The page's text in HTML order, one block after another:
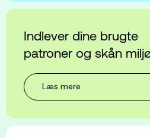
Indlever dine brugte
patroner og skån
Læs mere